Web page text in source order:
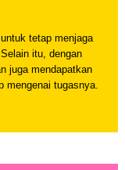
tetap menjaga
itu, dengan
juga mendapatkan
mengenai tugasnya.